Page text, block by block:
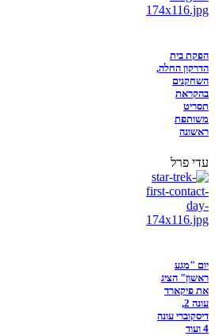
הפקת בית
הדרקון החלה,
השחקנים
בהקראת
תסריט
משותפת
ראשונה
עדי פרל
יום "מגע
ראשון" הציג
את פיקארד
עונה 2,
דיסקוברי עונה
4 ועוד